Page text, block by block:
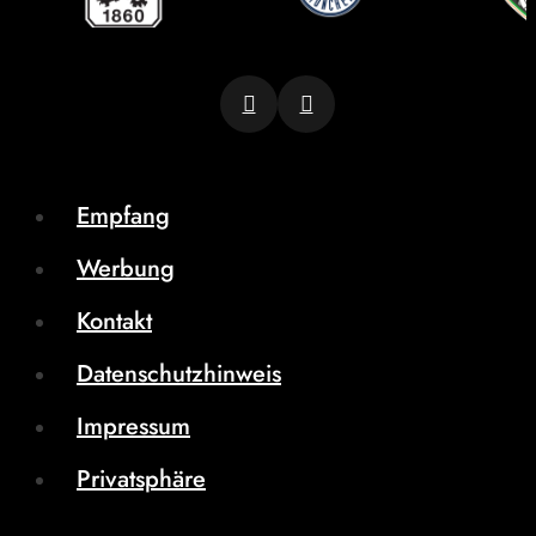
Empfang
Werbung
Kontakt
Datenschutzhinweis
Impressum
Privatsphäre